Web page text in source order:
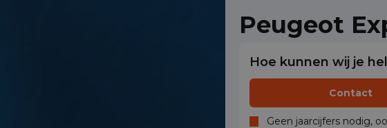
Peugeot
Hoe kunnen wij je
Contact
Geen jaarcijfers nodig,